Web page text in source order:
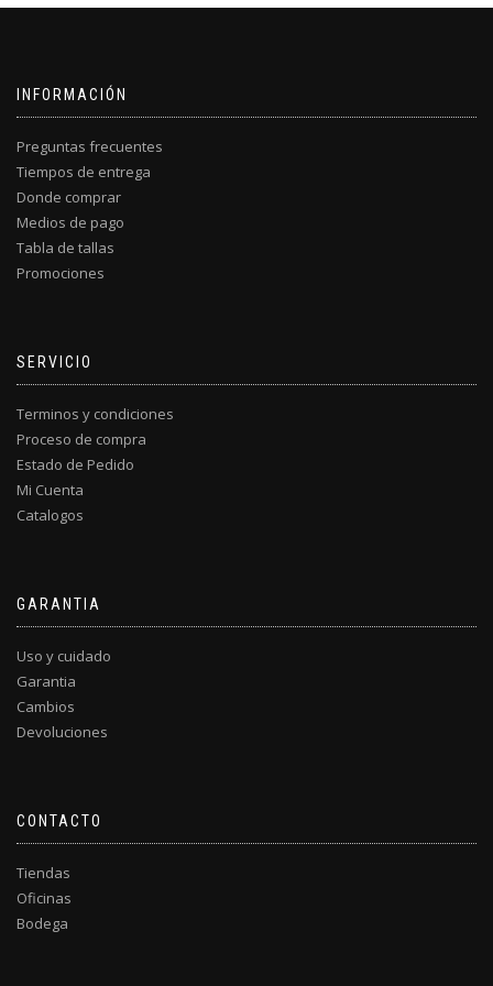
INFORMACIÓN
Preguntas frecuentes
Tiempos de entrega
Donde comprar
Medios de pago
Tabla de tallas
Promociones
SERVICIO
Terminos y condiciones
Proceso de compra
Estado de Pedido
Mi Cuenta
Catalogos
GARANTIA
Uso y cuidado
Garantia
Cambios
Devoluciones
CONTACTO
Tiendas
Oficinas
Bodega